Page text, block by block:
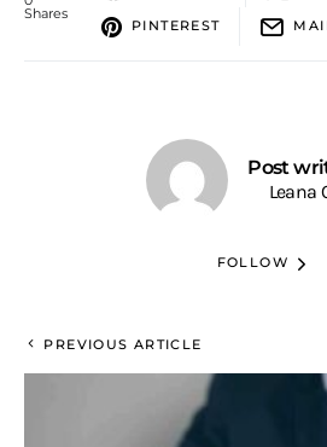
Shares
PINTEREST
Post
Leana
FOLLOW
PREVIOUS ARTICLE